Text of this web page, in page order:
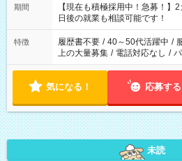
たくない」 など、ご希望を教えてくださ
の方へ 今ご覧のお仕事で希望す
の勤務時間。 合計で週40時間
期間
【現在も積極採用中！急募！
日後の就業も相談可能です！
特徴 履歴書不要 / 40～50代活躍中 /
上の大量募集 / 電話対応なし /
気になる！ 応募する
未読